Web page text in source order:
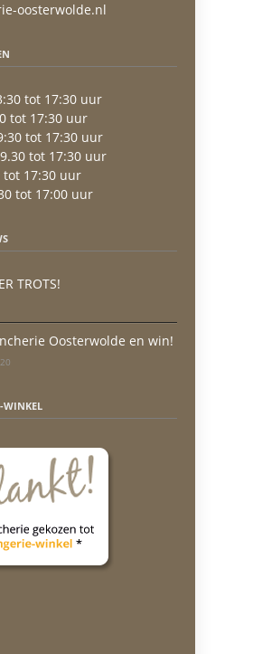
oosterwolde.nl
tot 17:30 uur
tot 17:30 uur
tot 17:30 uur
9.30 tot 17:30 uur
tot 17:30 uur
tot 17:00 uur
TROTS!
Oosterwolde en win!
WINKEL